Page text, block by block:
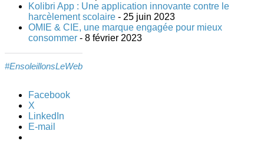
Kolibri App : Une application innovante contre le
harcèlement scolaire - 25 juin 2023
OMIE & CIE, une marque engagée pour mieux
consommer - 8 février 2023
#EnsoleillonsLeWeb
Facebook
X
LinkedIn
E-mail